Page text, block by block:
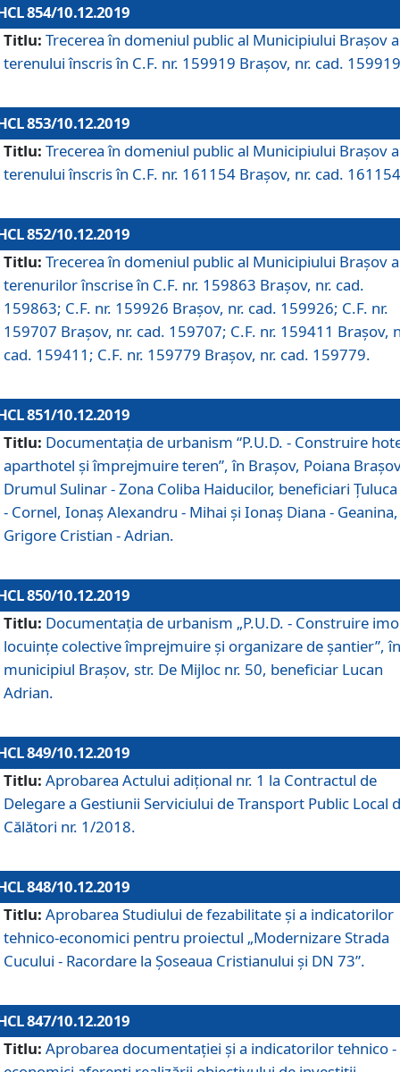
854/10.12.2019
Titlu: Trecerea în domeniul public al Municipiului Braşov a
terenului înscris în C.F. nr. 159919 Brașov, nr. cad.
853/10.12.2019
Titlu: Trecerea în domeniul public al Municipiului Braşov a
terenului înscris în C.F. nr. 161154 Brașov, nr. cad.
852/10.12.2019
Titlu: Trecerea în domeniul public al Municipiului Braşov a
terenurilor înscrise în C.F. nr. 159863 Brașov, nr. cad.
159863; C.F. nr. 159926 Brașov, nr. cad. 159926; C.F. nr.
159707 Brașov, nr. cad. 159707; C.F. nr. 159411 Brașov,
cad. 159411; C.F. nr. 159779 Brașov, nr. cad. 159779.
851/10.12.2019
Titlu: Documentaţia de urbanism “P.U.D. - Construire
aparthotel şi împrejmuire teren”, în Braşov, Poiana
Drumul Sulinar - Zona Coliba Haiducilor, beneficiari
- Cornel, Ionaş Alexandru - Mihai şi Ionaş Diana - Geanina,
Grigore Cristian - Adrian.
850/10.12.2019
Titlu: Documentaţia de urbanism „P.U.D. - Construire
locuințe colective împrejmuire și organizare de șantier”, în
municipiul Braşov, str. De Mijloc nr. 50, beneficiar Lucan
Adrian.
849/10.12.2019
Titlu: Aprobarea Actului adiţional nr. 1 la Contractul de
Delegare a Gestiunii Serviciului de Transport Public Local
Călători nr. 1/2018.
848/10.12.2019
Titlu: Aprobarea Studiului de fezabilitate şi a indicatorilor
tehnico-economici pentru proiectul „Modernizare Strada
Cucului - Racordare la Șoseaua Cristianului și DN 73”.
847/10.12.2019
Titlu: Aprobarea documentației și a indicatorilor tehnico -